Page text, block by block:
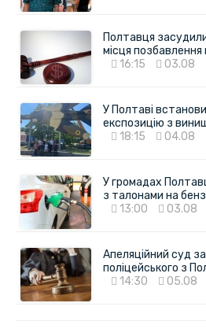
Полтавця
місця позбавлення
16:15
03.08
У Полтаві
експозицію з
18:15
04.08
У громадах
з талонами на
13:00
03.08
Апеляційний суд
поліцейського з
14:30
05.08